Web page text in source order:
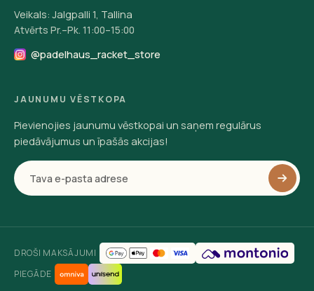
Veikals: Jalgpalli 1, Tallina
Atvērts Pr.–Pk. 11:00–15:00
@padelhaus_racket_store
JAUNUMU VĒSTKOPA
Pievienojies jaunumu vēstkopai un saņem regulārus
piedāvājumus un īpašās akcijas!
DROŠI MAKSĀJUMI
PIEGĀDE